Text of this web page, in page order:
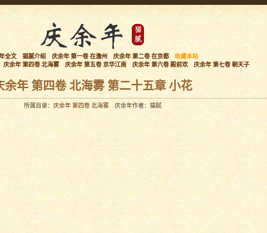
全文 猫腻介绍 庆余年 第一卷 在澹州 庆余年 第二卷 在京都
收藏本站
庆余年 第四卷 北海雾 庆余年 第五卷 京华江南 庆余年 第六卷 殿前欢 庆余年 第七卷 朝天子
余年 第四卷 北海雾 第二十五章 小花
所属目录： 庆余年 第四卷 北海雾 庆余年作者：猫腻